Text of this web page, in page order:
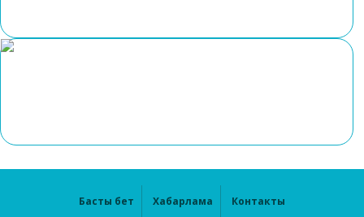
Басты бет Хабарлама Контакты